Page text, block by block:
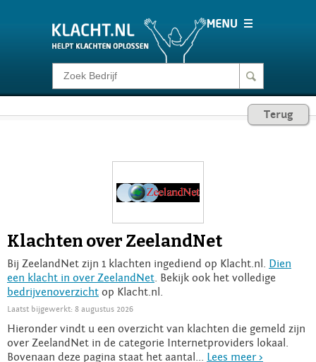
Klacht melden
Login
Terug
Klachten over ZeelandNet
Bij ZeelandNet zijn 1 klachten ingediend op Klacht.nl. Dien
een klacht in over ZeelandNet . Bekijk ook het volledige
bedrijvenoverzicht op Klacht.nl.
Laatst bijgewerkt: 8 augustus 2026
Hieronder vindt u een overzicht van klachten die gemeld zijn
over ZeelandNet in de categorie Internetproviders lokaal.
Bovenaan deze pagina staat het aantal... Lees meer >